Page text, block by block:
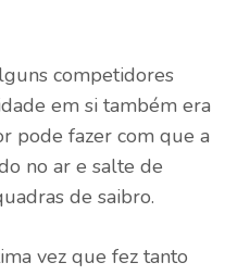
competidores
em si também era
pode fazer com que a
no ar e salte de
de saibro.
vez que fez tanto